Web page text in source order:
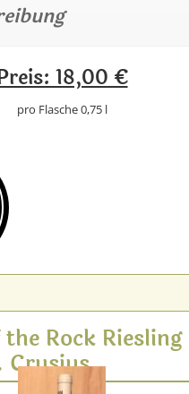
18,00 €
pro Flasche 0,75 l
Rock Riesling
Crusius